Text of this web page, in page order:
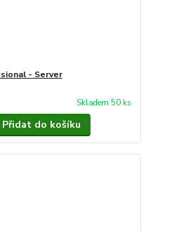
- Server
Skladem 50 ks
Přidat do košíku